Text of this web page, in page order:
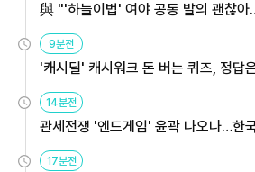
與 "'하늘이법' 여야 공동 발의 괜찮
9분전
'캐시딜' 캐시워크 돈 버는 퀴즈, 정답
14분전
관세전쟁 '엔드게임' 윤곽 나오나…한
용해야
17분전